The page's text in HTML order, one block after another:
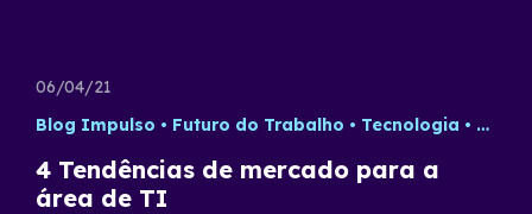
06/04/21
Blog Impulso
Futuro do Trabalho Tecnologia
4 Tendências de mercado para a
área de TI